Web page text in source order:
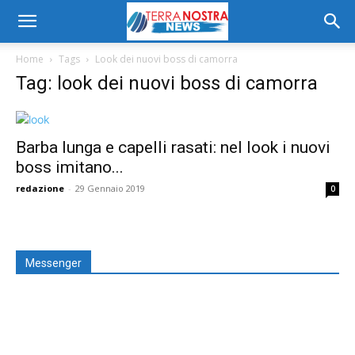
Home Tags Look dei nuovi boss di camorra
Tag: look dei nuovi boss di camorra
Barba lunga e capelli rasati: nel look i nuovi
boss imitano...
redazione - 29 Gennaio 2019 0
Messenger